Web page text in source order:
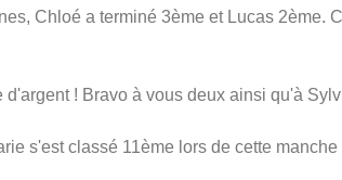
Chloé a terminé 3ème et Lucas 2ème.
d'argent ! Bravo à vous deux ainsi qu'à
s'est classé 11ème lors de cette